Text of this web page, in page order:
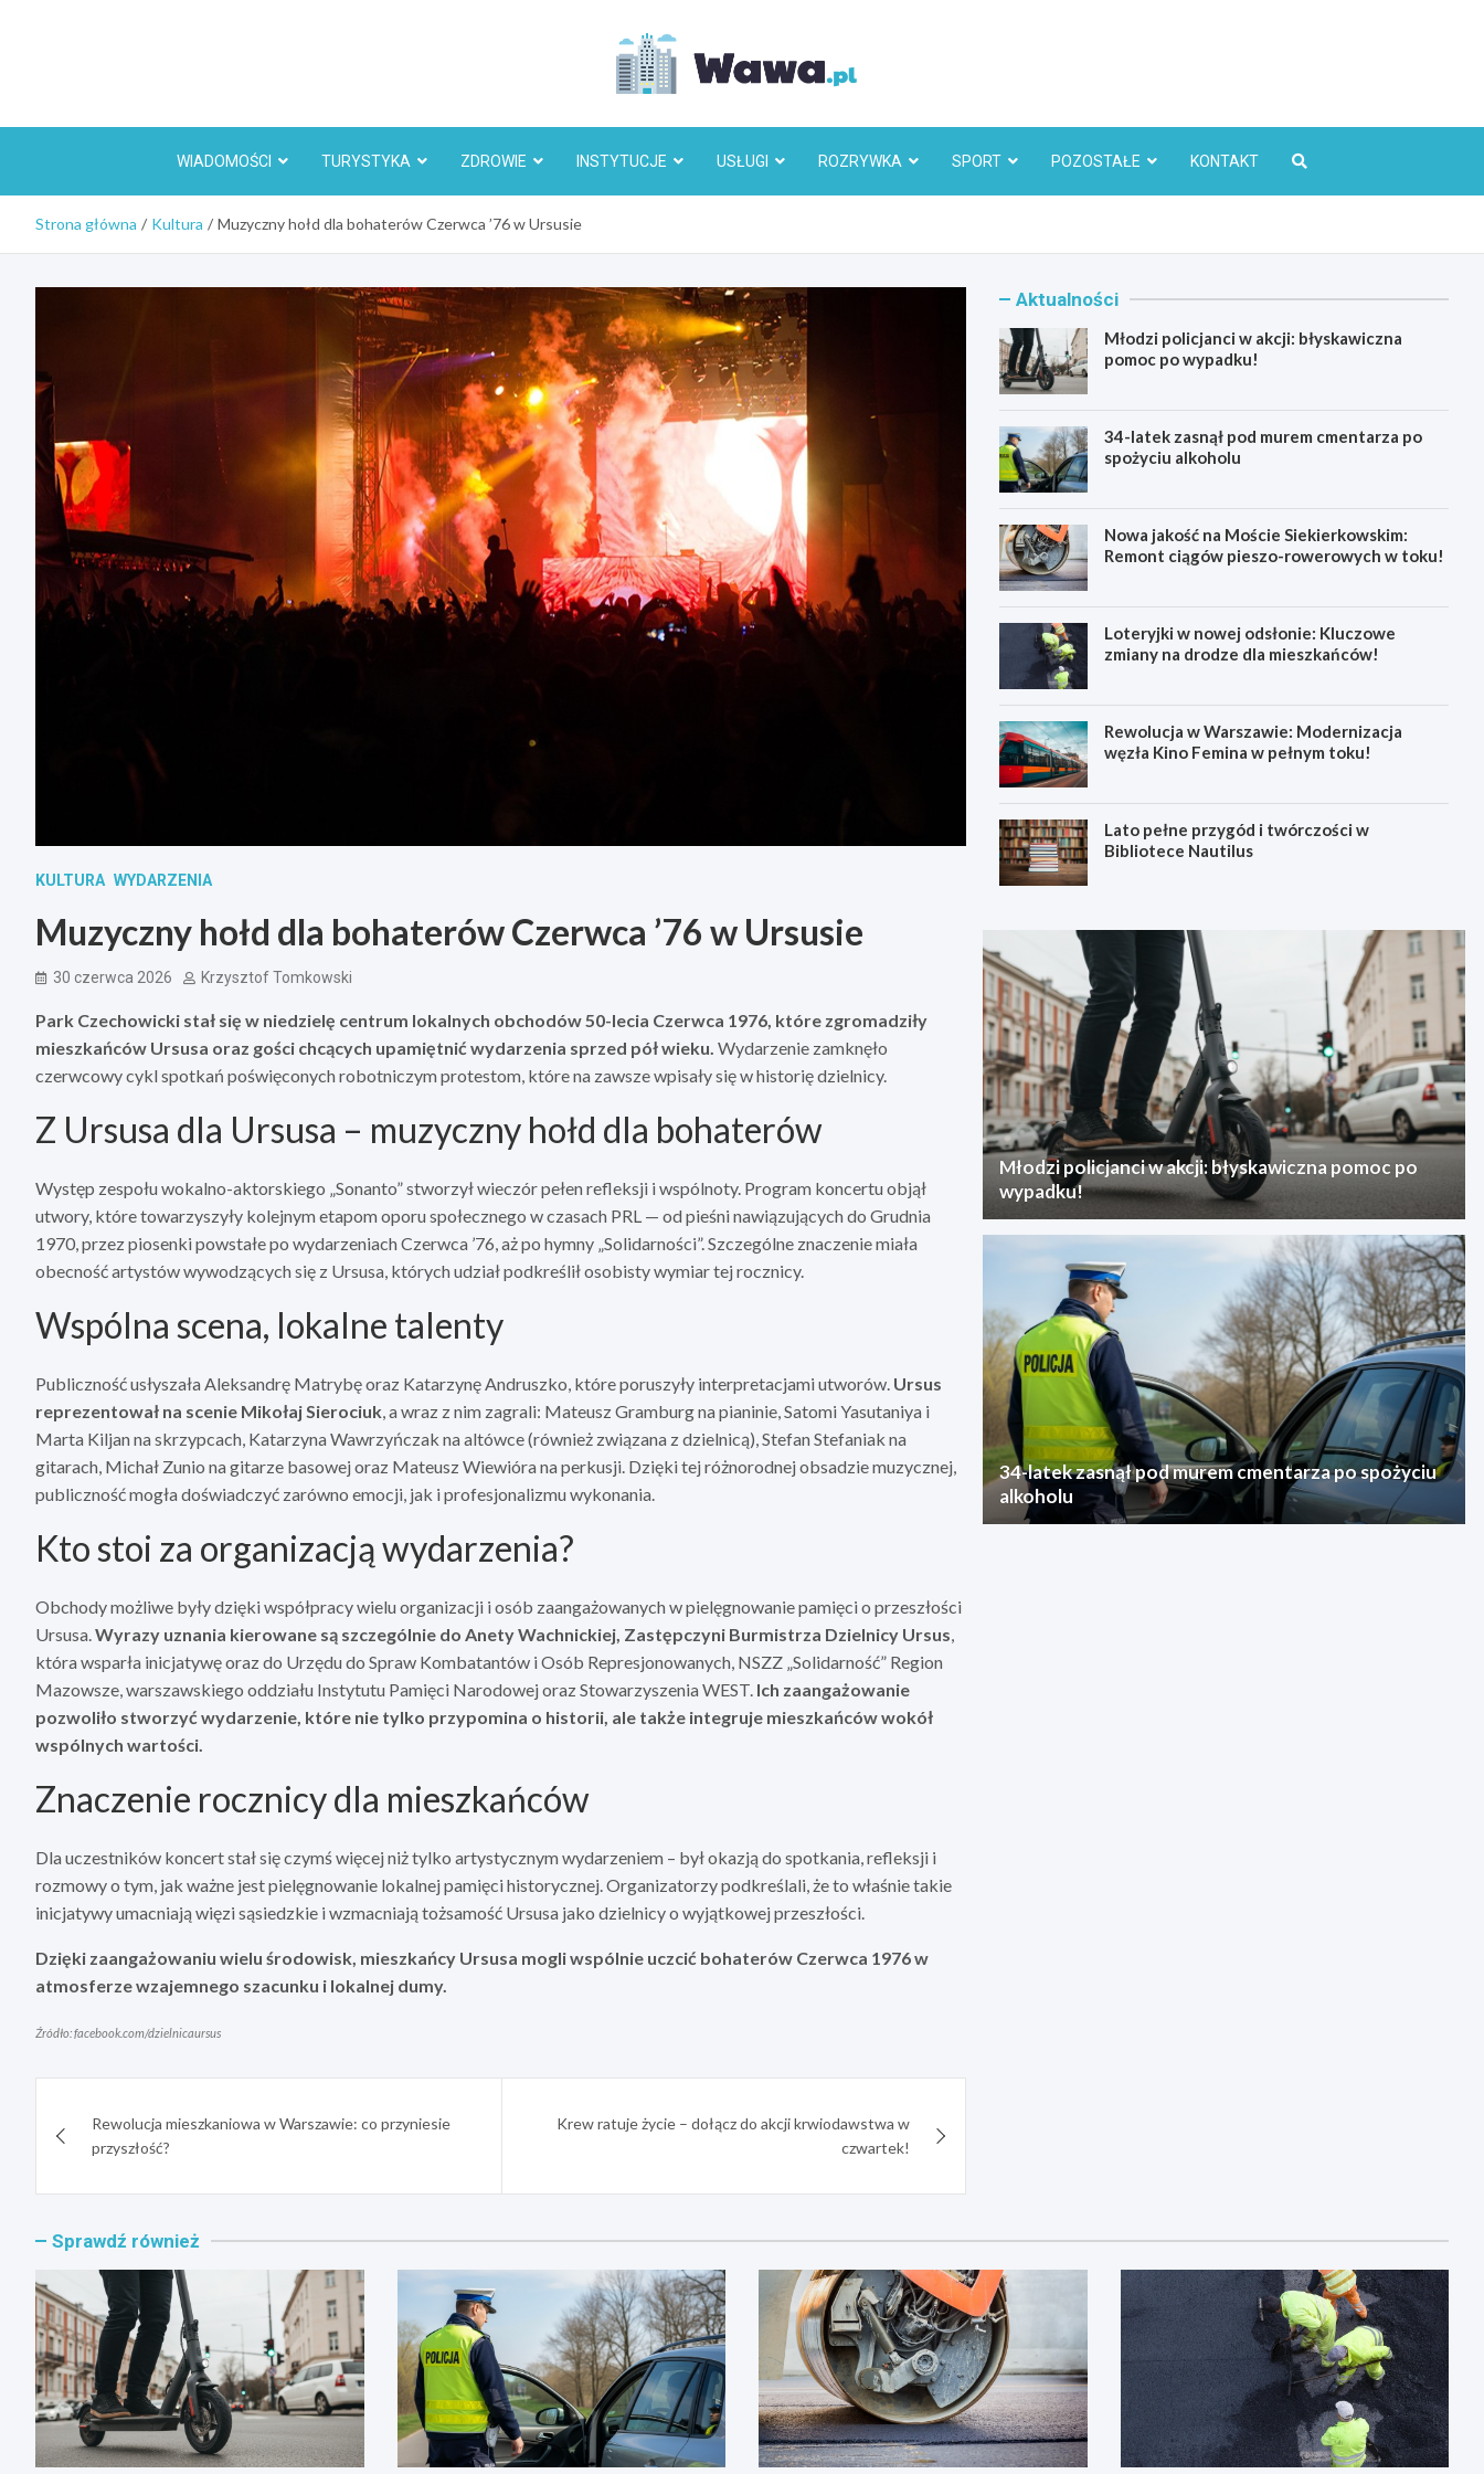
WIADOMOŚCI TURYSTYKA ZDROWIE INSTYTUCJE USŁUGI ROZRYWKA SPORT POZOSTAŁE KONTAKT
Strona główna Kultura Muzyczny hołd dla bohaterów Czerwca ’76 w Ursusie
KULTURA WYDARZENIA
Muzyczny hołd dla bohaterów Czerwca ’76 w Ursusie
30 czerwca 2026 Krzysztof Tomkowski
Park Czechowicki stał się w niedzielę centrum lokalnych obchodów 50-lecia Czerwca 1976, które zgromadziły
mieszkańców Ursusa oraz gości chcących upamiętnić wydarzenia sprzed pół wieku. Wydarzenie zamknęło
czerwcowy cykl spotkań poświęconych robotniczym protestom, które na zawsze wpisały się w historię dzielnicy.
Z Ursusa dla Ursusa – muzyczny hołd dla bohaterów
Występ zespołu wokalno-aktorskiego „Sonanto” stworzył wieczór pełen refleksji i wspólnoty. Program koncertu objął
utwory, które towarzyszyły kolejnym etapom oporu społecznego w czasach PRL — od pieśni nawiązujących do Grudnia
1970, przez piosenki powstałe po wydarzeniach Czerwca ’76, aż po hymny „Solidarności”. Szczególne znaczenie miała
obecność artystów wywodzących się z Ursusa, których udział podkreślił osobisty wymiar tej rocznicy.
Wspólna scena, lokalne talenty
Publiczność usłyszała Aleksandrę Matrybę oraz Katarzynę Andruszko, które poruszyły interpretacjami utworów. Ursus
reprezentował na scenie Mikołaj Sierociuk, a wraz z nim zagrali: Mateusz Gramburg na pianinie, Satomi Yasutaniya i
Marta Kiljan na skrzypcach, Katarzyna Wawrzyńczak na altówce (również związana z dzielnicą), Stefan Stefaniak na
gitarach, Michał Zunio na gitarze basowej oraz Mateusz Wiewióra na perkusji. Dzięki tej różnorodnej obsadzie muzycznej,
publiczność mogła doświadczyć zarówno emocji, jak i profesjonalizmu wykonania.
Kto stoi za organizacją wydarzenia?
Obchody możliwe były dzięki współpracy wielu organizacji i osób zaangażowanych w pielęgnowanie pamięci o przeszłości
Ursusa.Wyrazy uznania kierowane są szczególnie do Anety Wachnickiej, Zastępczyni Burmistrza Dzielnicy Ursus,
która wsparła inicjatywę oraz do Urzędu do Spraw Kombatantów i Osób Represjonowanych, NSZZ „Solidarność” Region
Mazowsze, warszawskiego oddziału Instytutu Pamięci Narodowej oraz Stowarzyszenia WEST. Ich zaangażowanie
pozwoliło stworzyć wydarzenie, które nie tylko przypomina o historii, ale także integruje mieszkańców wokół
wspólnych wartości.
Znaczenie rocznicy dla mieszkańców
Dla uczestników koncert stał się czymś więcej niż tylko artystycznym wydarzeniem – był okazją do spotkania, refleksji i
rozmowy o tym, jak ważne jest pielęgnowanie lokalnej pamięci historycznej. Organizatorzy podkreślali, że to właśnie takie
inicjatywy umacniają więzi sąsiedzkie i wzmacniają tożsamość Ursusa jako dzielnicy o wyjątkowej przeszłości.
Dzięki zaangażowaniu wielu środowisk, mieszkańcy Ursusa mogli wspólnie uczcić bohaterów Czerwca 1976 w
atmosferze wzajemnego szacunku i lokalnej dumy.
Źródło: facebook.com/dzielnicaursus
wpisuRewolucja mieszkaniowa w Warszawie: co przyniesie
przyszłość?
Krew ratuje życie – dołącz do akcji krwiodawstwa w
czwartek!
Aktualności
Młodzi policjanci w akcji: błyskawiczna
pomoc po wypadku!
34-latek zasnął pod murem cmentarza po
spożyciu alkoholu
Nowa jakość na Moście Siekierkowskim:
Remont ciągów pieszo-rowerowych w toku!
Loteryjki w nowej odsłonie: Kluczowe
zmiany na drodze dla mieszkańców!
Rewolucja w Warszawie: Modernizacja
węzła Kino Femina w pełnym toku!
Lato pełne przygód i twórczości w
Bibliotece Nautilus
Młodzi policjanci w akcji: błyskawiczna pomoc po
wypadku!
34-latek zasnął pod murem cmentarza po spożyciu
alkoholu
Sprawdź również